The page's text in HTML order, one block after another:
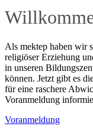
Als mektep haben wir
religiöser Erziehung
in unseren
können. Jetzt gibt es
für eine raschere
Voranmeldung
Voranmeldung